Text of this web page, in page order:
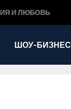
И ЛЮБОВЬ
ШОУ-БИЗНЕС